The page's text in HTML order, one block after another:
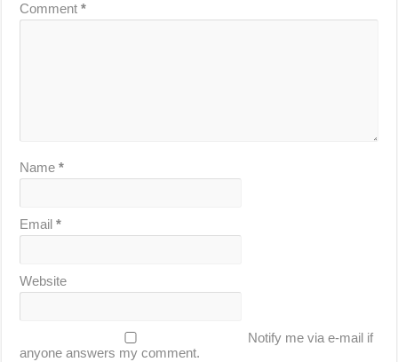
Comment*
Name*
Email*
Website
Notify me via e-mail if
anyone answers my comment.